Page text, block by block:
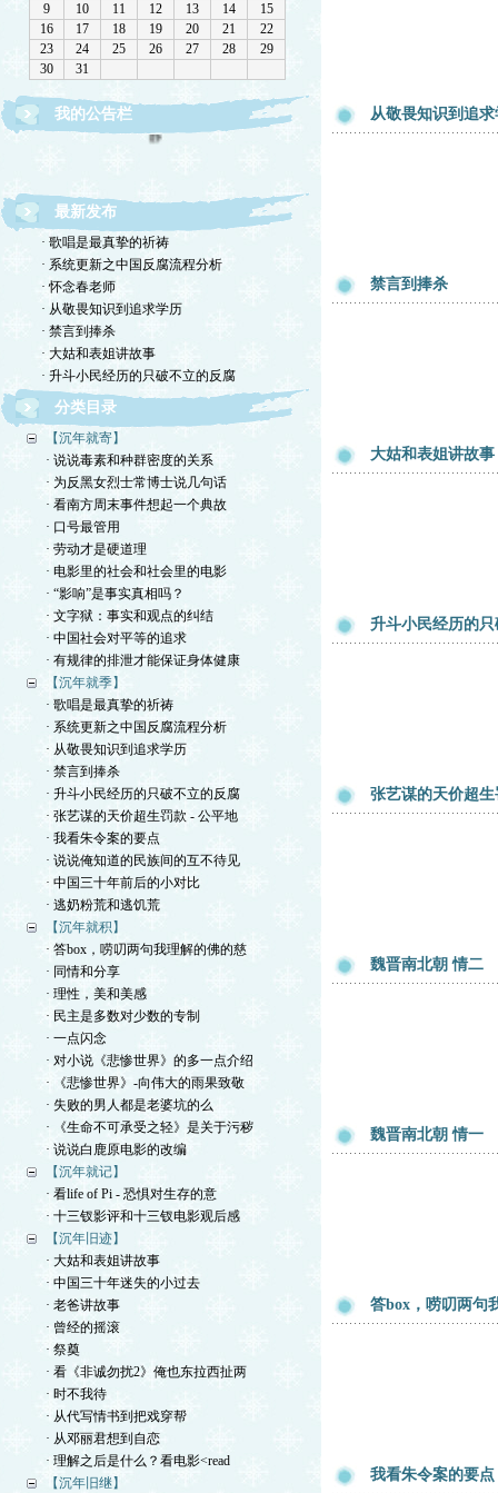
我的公告栏
最新发布
· 歌唱是最真挚的祈祷
· 系统更新之中国反腐流程分析
· 怀念春老师
· 从敬畏知识到追求学历
· 禁言到捧杀
· 大姑和表姐讲故事
· 升斗小民经历的只破不立的反腐
分类目录
【沉年就寄】
· 说说毒素和种群密度的关系
· 为反黑女烈士常博士说几句话
· 看南方周末事件想起一个典故
· 口号最管用
· 劳动才是硬道理
· 电影里的社会和社会里的电影
· “影响”是事实真相吗？
· 文字狱：事实和观点的纠结
· 中国社会对平等的追求
· 有规律的排泄才能保证身体健康
【沉年就季】
· 歌唱是最真挚的祈祷
· 系统更新之中国反腐流程分析
· 从敬畏知识到追求学历
· 禁言到捧杀
· 升斗小民经历的只破不立的反腐
· 张艺谋的天价超生罚款 - 公平地
· 我看朱令案的要点
· 说说俺知道的民族间的互不待见
· 中国三十年前后的小对比
· 逃奶粉荒和逃饥荒
【沉年就积】
· 答box，唠叨两句我理解的佛的慈
· 同情和分享
· 理性，美和美感
· 民主是多数对少数的专制
· 一点闪念
· 对小说《悲惨世界》的多一点介绍
· 《悲惨世界》-向伟大的雨果致敬
· 失败的男人都是老婆坑的么
· 《生命不可承受之轻》是关于污秽
· 说说白鹿原电影的改编
【沉年就记】
· 看life of Pi - 恐惧对生存的意
· 十三钗影评和十三钗电影观后感
【沉年旧迹】
· 大姑和表姐讲故事
· 中国三十年迷失的小过去
· 老爸讲故事
· 曾经的摇滚
· 祭奠
· 看《非诚勿扰2》俺也东拉西扯两
· 时不我待
· 从代写情书到把戏穿帮
· 从邓丽君想到自恋
· 理解之后是什么？看电影<read
【沉年旧继】
从敬畏知识到追求
禁言到捧杀
大姑和表姐讲故事
升斗小民经历的
张艺谋的天价超
魏晋南北朝 情二
魏晋南北朝 情一
答box，唠叨两句
我看朱令案的要点